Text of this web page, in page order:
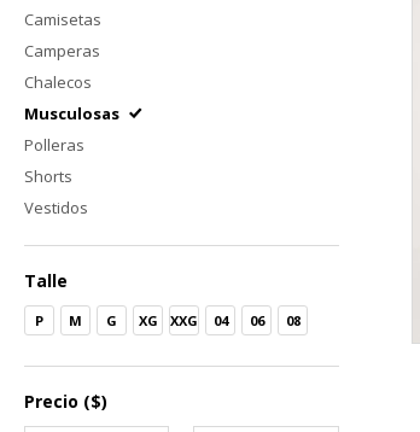
Camisetas
Camperas
Chalecos
Musculosas
Polleras
Shorts
Vestidos
Talle
P M G XG XXG 04 06 08
Precio ($)